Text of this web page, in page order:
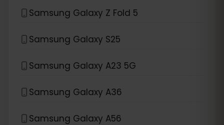
Samsung Galaxy Z Fold 5
Samsung Galaxy S25
Samsung Galaxy A23 5G
Samsung Galaxy A36
Samsung Galaxy A56